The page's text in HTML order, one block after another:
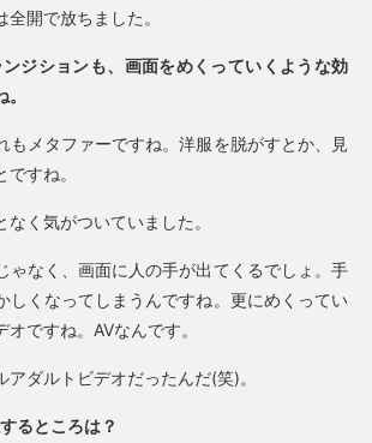
開で放ちました。
ジションも、画面をめくっていくような効
メタファーですね。洋服を脱がすとか、見
すね。
く気がついていました。
なく、画面に人の手が出てくるでしょ。手
しくなってしまうんですね。更にめくってい
ですね。AVなんです。
アダルトビデオだったんだ(笑)。
るところは？